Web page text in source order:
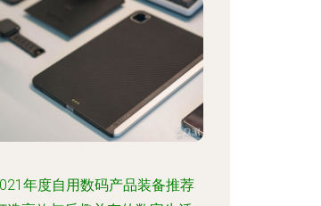
年度自用数码产品装备推荐